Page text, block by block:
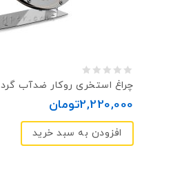
0
چراغ استخری روکار ضد‌آب گرد ۱*۱۸ وات پایه دار
2,220,000تومان
افزودن به سبد خرید